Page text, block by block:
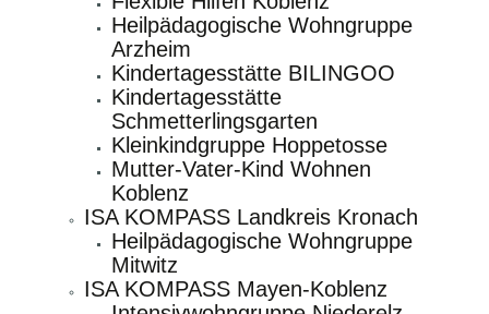
Heilpädagogische Wohngruppe
Arzheim
Kindertagesstätte BILINGOO
Kindertagesstätte
Schmetterlingsgarten
Kleinkindgruppe Hoppetosse
Mutter-Vater-Kind Wohnen
Koblenz
ISA KOMPASS Landkreis Kronach
Heilpädagogische Wohngruppe
Mitwitz
ISA KOMPASS Mayen-Koblenz